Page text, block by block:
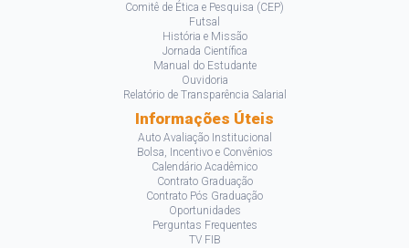
Comitê de Ética e Pesquisa (CEP)
Futsal
História e Missão
Jornada Científica
Manual do Estudante
Ouvidoria
Relatório de Transparência Salarial
Informações Úteis
Auto Avaliação Institucional
Bolsa, Incentivo e Convênios
Calendário Acadêmico
Contrato Graduação
Contrato Pós Graduação
Oportunidades
Perguntas Frequentes
TV FIB